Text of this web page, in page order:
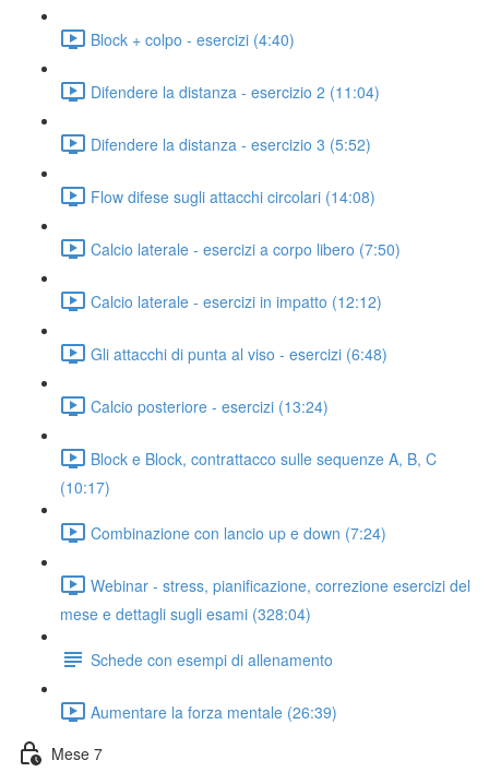
Block + colpo - esercizi (4:40)
Difendere la distanza - esercizio 2 (11:04)
Difendere la distanza - esercizio 3 (5:52)
Flow difese sugli attacchi circolari (14:08)
Calcio laterale - esercizi a corpo libero (7:50)
Calcio laterale - esercizi in impatto (12:12)
Gli attacchi di punta al viso - esercizi (6:48)
Calcio posteriore - esercizi (13:24)
Block e Block, contrattacco sulle sequenze A, B, C
(10:17)
Combinazione con lancio up e down (7:24)
Webinar - stress, pianificazione, correzione esercizi del
mese e dettagli sugli esami (328:04)
Schede con esempi di allenamento
Aumentare la forza mentale (26:39)
Mese 7